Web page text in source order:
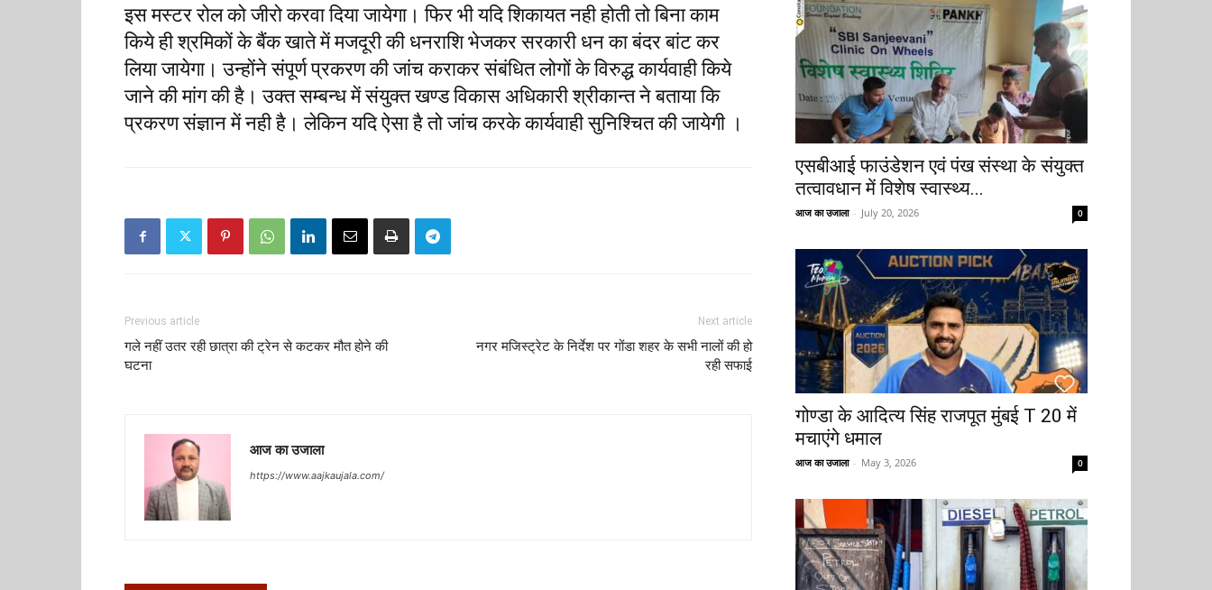
इस मस्टर रोल को जीरो करवा दिया जायेगा। फिर भी यदि शिकायत नही होती तो बिना काम
किये ही श्रमिकों के बैंक खाते में मजदूरी की धनराशि भेजकर सरकारी धन का बंदर बांट कर
लिया जायेगा। उन्होंने संपूर्ण प्रकरण की जांच कराकर संबंधित लोगों के विरुद्ध कार्यवाही किये
जाने की मांग की है। उक्त सम्बन्ध में संयुक्त खण्ड विकास अधिकारी श्रीकान्त ने बताया कि
प्रकरण संज्ञान में नही है। लेकिन यदि ऐसा है तो जांच करके कार्यवाही सुनिश्चित की जायेगी ।
Previous article
गले नहीं उतर रही छात्रा की ट्रेन से कटकर मौत होने की
घटना
Next article
नगर मजिस्ट्रेट के निर्देश पर गोंडा शहर के सभी नालों की हो
रही सफाई
आज का उजाला
https://www.aajkaujala.com/
एसबीआई फाउंडेशन एवं पंख संस्था के संयुक्त
तत्वावधान में विशेष स्वास्थ्य...
आज का उजाला - July 20, 2026 0
गोण्डा के आदित्य सिंह राजपूत मुंबई T 20 में
मचाएंगे धमाल
आज का उजाला - May 3, 2026 0